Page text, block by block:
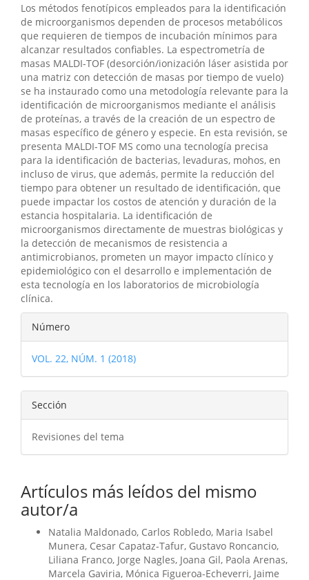
Los métodos fenotípicos empleados para la identificación
de microorganismos dependen de procesos metabólicos
que requieren de tiempos de incubación mínimos para
alcanzar resultados confiables. La espectrometría de
masas MALDI-TOF (desorción/ionización láser asistida por
una matriz con detección de masas por tiempo de vuelo)
se ha instaurado como una metodología relevante para la
identificación de microorganismos mediante el análisis
de proteínas, a través de la creación de un espectro de
masas específico de género y especie. En esta revisión, se
presenta MALDI-TOF MS como una tecnología precisa
para la identificación de bacterias, levaduras, mohos, en
incluso de virus, que además, permite la reducción del
tiempo para obtener un resultado de identificación, que
puede impactar los costos de atención y duración de la
estancia hospitalaria. La identificación de
microorganismos directamente de muestras biológicas y
la detección de mecanismos de resistencia a
antimicrobianos, prometen un mayor impacto clínico y
epidemiológico con el desarrollo e implementación de
esta tecnología en los laboratorios de microbiología
clínica.
Detalles
del
artículo
Número
VOL. 22, NÚM. 1 (2018)
Sección
Revisiones del tema
Artículos más leídos del mismo
autor/a
Natalia Maldonado, Carlos Robledo, Maria Isabel
Munera, Cesar Capataz-Tafur, Gustavo Roncancio,
Liliana Franco, Jorge Nagles, Joana Gil, Paola Arenas,
Marcela Gaviria, Mónica Figueroa-Echeverri, Jaime